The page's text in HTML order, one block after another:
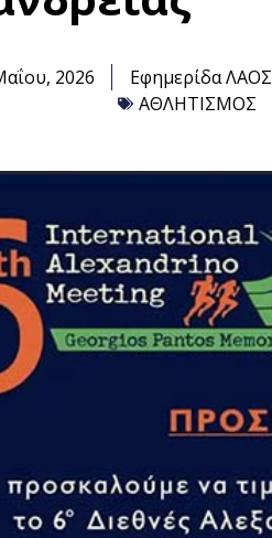
2026 Εφημερίδα ΛΑΟΣ
ΑΘΛΗΤΙΣΜΟΣ